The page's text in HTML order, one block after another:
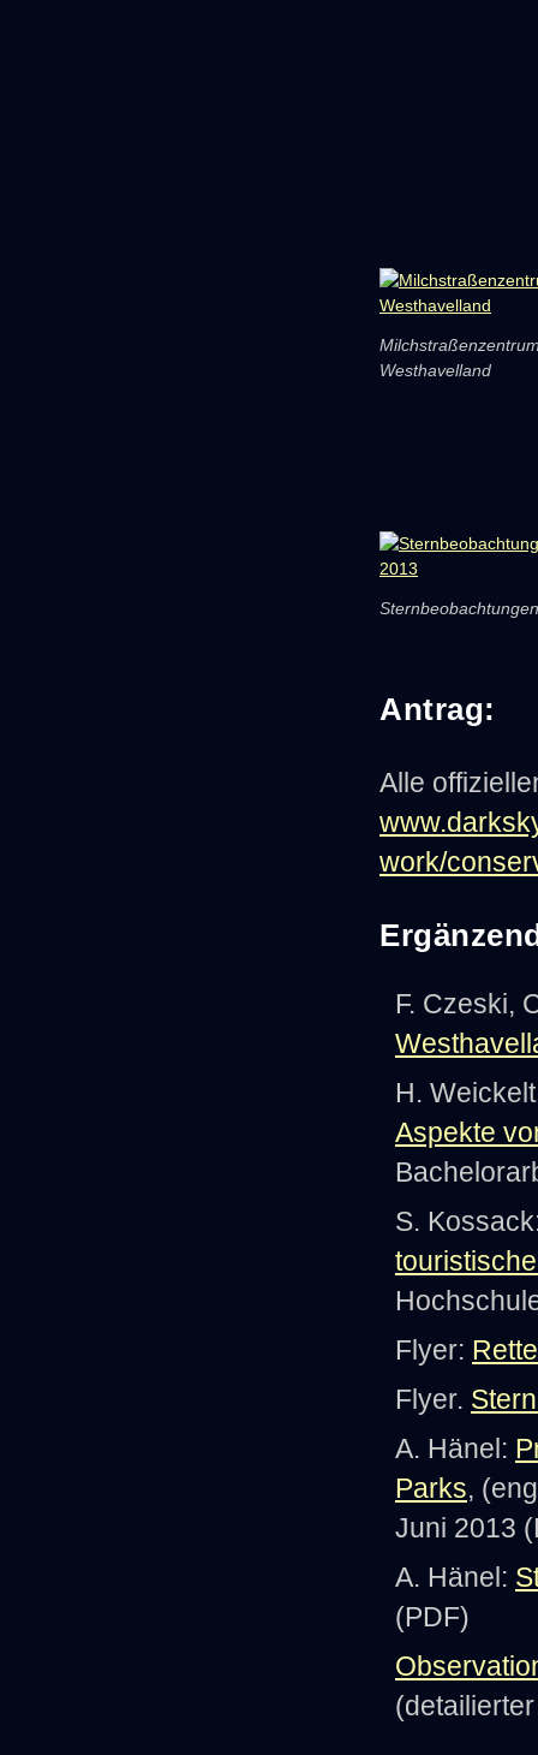
Westhavelland
Antrag:
Alle
work/
F. Czeski,
H.
Aspekte
S.
Flyer:
Flyer.
A. Hänel:
Parks,
Juni 2013
A. Hänel:
(PDF)